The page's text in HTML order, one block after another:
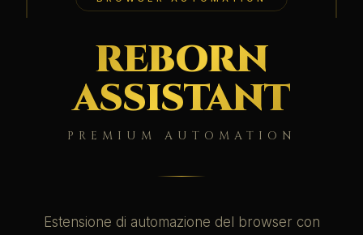
REBORN
ASSISTANT
PREMIUM AUTOMATION
Estensione di automazione del browser con